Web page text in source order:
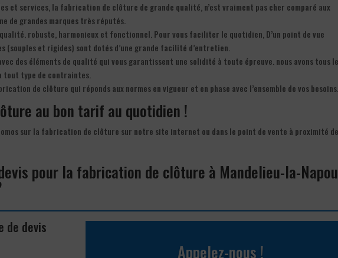
et services, la fabrication de clôture de grande qualité, n’est vraiment pas cher comparé aux
de grandes marques très réputés.
robuste, harmonieux et fonctionnel. Pour vous faciliter le quotidien, D’un point de vue
(souples et rigides) sont dotés d’une grande facilité d’entretien.
des éléments de qualité qui vous garantissent une solidité à toute épreuve. nous avons tous
tout type de contraintes.
de clôture qui réponds aux normes en vigueur et en phase avec l’ensemble de vos besoins.
au bon tarif au quotidien !
sur la fabrication de clôture sur notre site internet ou dans le point de vente à proximité de
pour la fabrication de clôture à Mandelieu-la-
de devis
Appelez-nous !